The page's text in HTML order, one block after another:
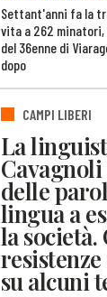
Settant'anni fa la
vita a 262 minatori,
del 36enne di
dopo
CAMPI LIBERI
La
delle
lingua a
la società.
su alcuni